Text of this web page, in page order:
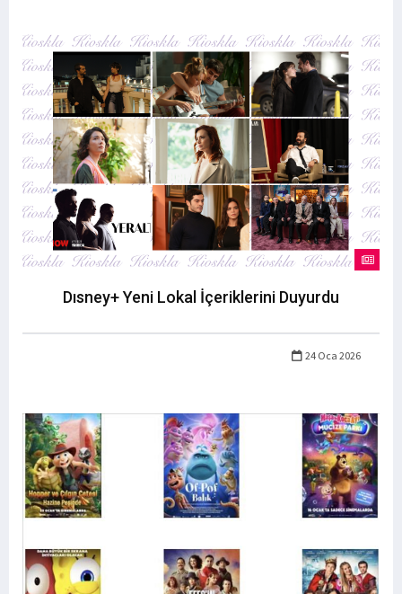
Dısney+ Yeni Lokal İçeriklerini Duyurdu
24 Oca 2026